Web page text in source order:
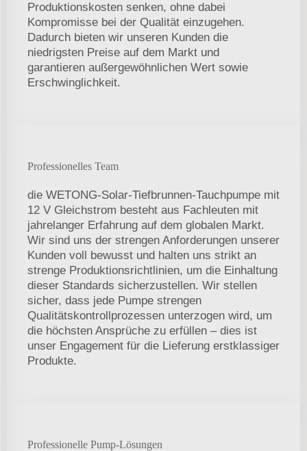
Produktionskosten senken, ohne dabei
Kompromisse bei der Qualität einzugehen.
Dadurch bieten wir unseren Kunden die
niedrigsten Preise auf dem Markt und
garantieren außergewöhnlichen Wert sowie
Erschwinglichkeit.
Professionelles Team
die WETONG-Solar-Tiefbrunnen-Tauchpumpe mit
12 V Gleichstrom besteht aus Fachleuten mit
jahrelanger Erfahrung auf dem globalen Markt.
Wir sind uns der strengen Anforderungen unserer
Kunden voll bewusst und halten uns strikt an
strenge Produktionsrichtlinien, um die Einhaltung
dieser Standards sicherzustellen. Wir stellen
sicher, dass jede Pumpe strengen
Qualitätskontrollprozessen unterzogen wird, um
die höchsten Ansprüche zu erfüllen – dies ist
unser Engagement für die Lieferung erstklassiger
Produkte.
Professionelle Pump-Lösungen